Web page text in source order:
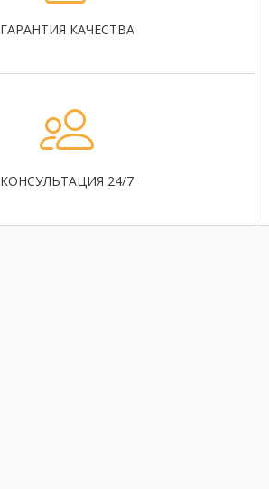
ГАРАНТИЯ КАЧЕСТВА
КОНСУЛЬТАЦИЯ 24/7